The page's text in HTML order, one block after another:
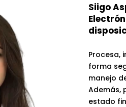
Siigo
Procesa,
forma
manejo
Además,
estado